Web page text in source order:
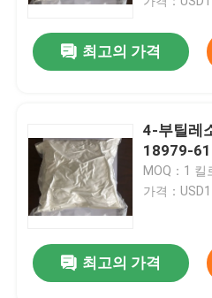
제품
최고의 가격
4-부틸레
18979-
MOQ：1 킬
가격：
최고의 가격